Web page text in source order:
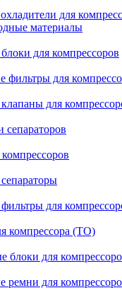
для
материалы
для компрессоров
фильтры для
для
сепараторов
для
компрессора (ТО)
блоки для
ремни для